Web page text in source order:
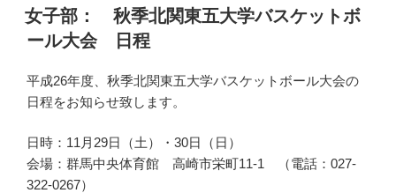
稿
日:
女子部： 秋季北関東五大学バスケットボ
ール大会 日程
平成26年度、秋季北関東五大学バスケットボール大会の
日程をお知らせ致します。
日時：11月29日（土）・30日（日）
会場：群馬中央体育館 高崎市栄町11-1 （電話：027-
322-0267）